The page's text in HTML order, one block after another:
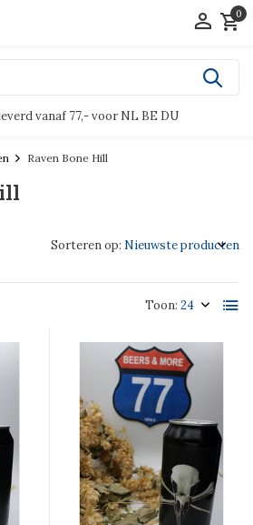
0
vanaf 77,- voor NL BE DU
Raven Bone Hill
Toon:
Sorteren op: